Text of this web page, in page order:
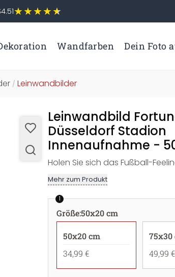
4.51
Wandfarben Dein Foto
/ Leinwandbilder
Leinwandbild
Düsseldorf Stadion
Innenaufnahme -
Holen Sie sich das Fußball-
Mehr zum Produkt
1
Größe:50x20 cm
50x20 cm
34,99 €
75x30
49,99 €